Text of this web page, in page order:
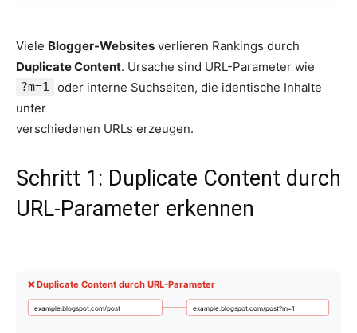
Viele Blogger-Websites verlieren Rankings durch
Duplicate Content. Ursache sind URL-Parameter wie
?m=1
oder interne Suchseiten, die identische Inhalte
unter
verschiedenen URLs erzeugen.
Schritt 1: Duplicate Content durch
URL-Parameter erkennen
❌ Duplicate Content durch URL-Parameter
example.blogspot.com/post example.blogspot.com/post?m=1